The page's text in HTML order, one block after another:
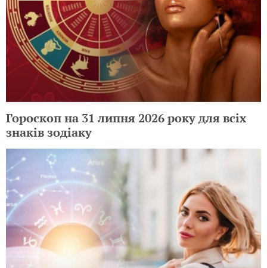
Гороскоп на 31 липня 2026 року для всіх
знаків зодіаку